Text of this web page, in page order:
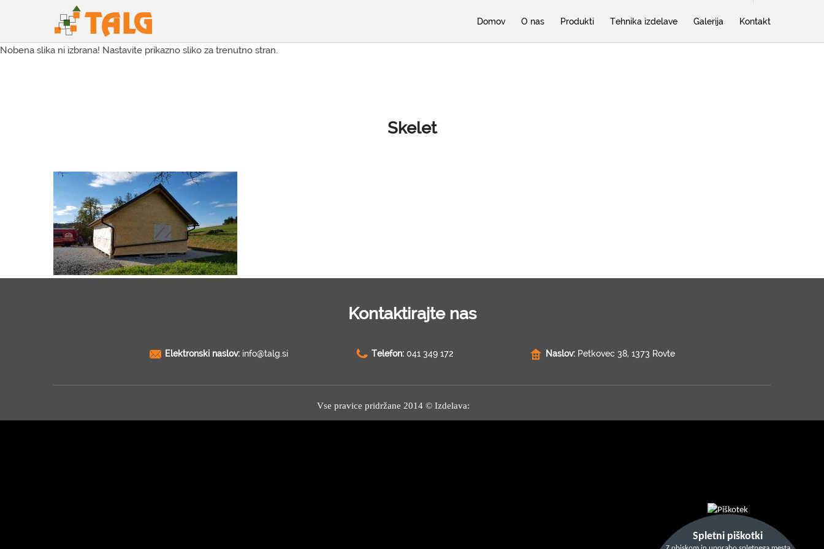
Domov O nas Produkti Tehnika izdelave Galerija Kontakt
Nobena slika ni izbrana! Nastavite prikazno sliko za trenutno stran.
Skelet
Kontaktirajte nas
Elektronski naslov: info@talg.si Telefon: 041 349 172 Naslov: Petkovec 38, 1373 Rovte
Vse pravice pridržane 2014 © Izdelava:
Spletni piškotki